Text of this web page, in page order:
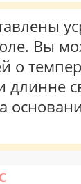
Вы
о
длинне